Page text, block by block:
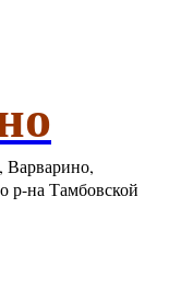
Варварино,
р-на Тамбовской